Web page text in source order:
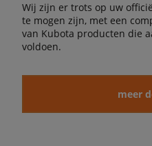
Wij zijn er trots op uw
te mogen zijn, met een
van Kubota producten die
voldoen.
meer